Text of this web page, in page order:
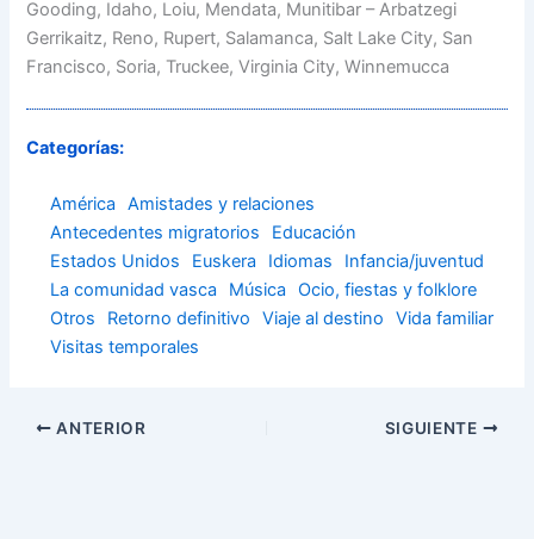
Gooding, Idaho, Loiu, Mendata, Munitibar – Arbatzegi
Gerrikaitz, Reno, Rupert, Salamanca, Salt Lake City, San
Francisco, Soria, Truckee, Virginia City, Winnemucca
Categorías:
América
Amistades y relaciones
Antecedentes migratorios
Educación
Estados Unidos
Euskera Idiomas
Infancia/juventud
La comunidad vasca
Música
Ocio, fiestas y folklore
Otros
Retorno definitivo Viaje al destino
Vida familiar
Visitas temporales
ANTERIOR SIGUIENTE